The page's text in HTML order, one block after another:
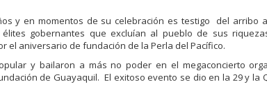
y en momentos de su celebración es testigo del arribo
gobernantes que excluían al pueblo de sus
el aniversario de fundación de la Perla del Pacífico.
y bailaron a más no poder en el megaconcierto
de Guayaquil. El exitoso evento se dio en la 29 y la